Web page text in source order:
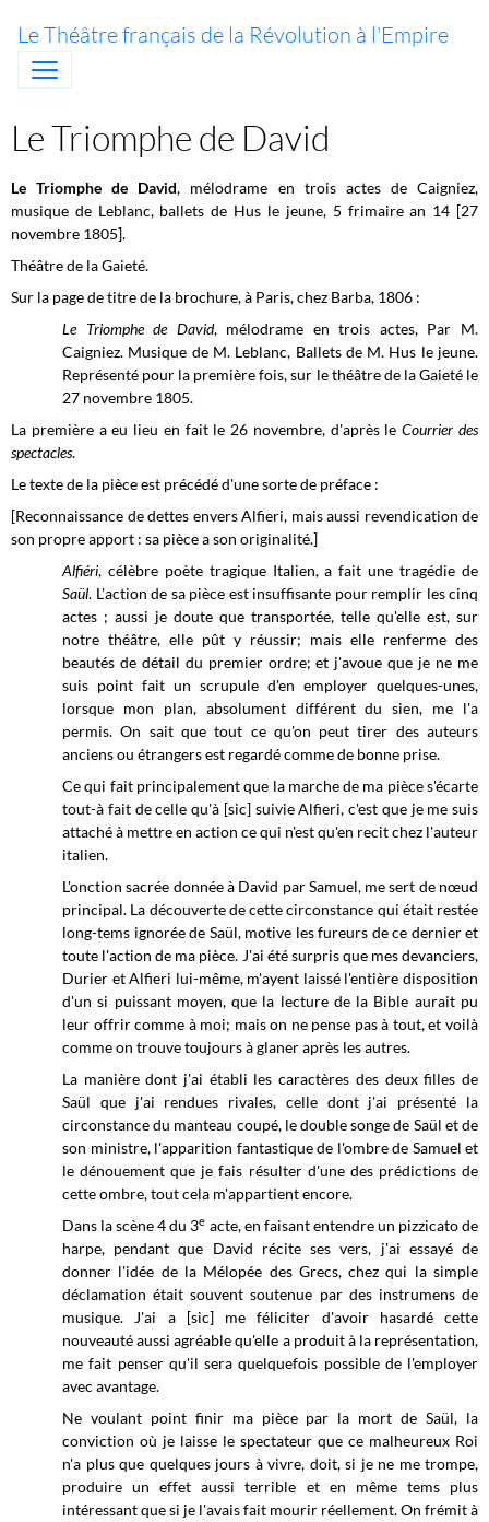
Le Théâtre français de la Révolution à l'Empire
Le Triomphe de David
Le Triomphe de David, mélodrame en trois actes de Caigniez,
musique de Leblanc, ballets de Hus le jeune, 5 frimaire an 14 [27
novembre 1805].
Théâtre de la Gaieté.
Sur la page de titre de la brochure, à Paris, chez Barba, 1806 :
Le Triomphe de David, mélodrame en trois actes, Par M.
Caigniez. Musique de M. Leblanc, Ballets de M. Hus le jeune.
Représenté pour la première fois, sur le théâtre de la Gaieté le
27 novembre 1805.
La première a eu lieu en fait le 26 novembre, d'après leCourrier des
spectacles.
Le texte de la pièce est précédé d'une sorte de préface :
[Reconnaissance de dettes envers Alfieri, mais aussi revendication de
son propre apport : sa pièce a son originalité.]
Alfiéri, célèbre poète tragique Italien, a fait une tragédie de
Saül. L'action de sa pièce est insuffisante pour remplir les cinq
actes ; aussi je doute que transportée, telle qu'elle est, sur
notre théâtre, elle pût y réussir; mais elle renferme des
beautés de détail du premier ordre; et j'avoue que je ne me
suis point fait un scrupule d'en employer quelques-unes,
lorsque mon plan, absolument différent du sien, me l'a
permis. On sait que tout ce qu'on peut tirer des auteurs
anciens ou étrangers est regardé comme de bonne prise.
Ce qui fait principalement que la marche de ma pièce s'écarte
tout-à fait de celle qu'à [sic] suivie Alfieri, c'est que je me suis
attaché à mettre en action ce qui n'est qu'en recit chez l'auteur
italien.
L'onction sacrée donnée à David par Samuel, me sert de nœud
principal. La découverte de cette circonstance qui était restée
long-tems ignorée de Saül, motive les fureurs de ce dernier et
toute l'action de ma pièce. J'ai été surpris que mes devanciers,
Durier et Alfieri lui-même, m'ayent laissé l'entière disposition
d'un si puissant moyen, que la lecture de la Bible aurait pu
leur offrir comme à moi; mais on ne pense pas à tout, et voilà
comme on trouve toujours à glaner après les autres.
La manière dont j'ai établi les caractères des deux filles de
Saül que j'ai rendues rivales, celle dont j'ai présenté la
circonstance du manteau coupé, le double songe de Saül et de
son ministre, l'apparition fantastique de l'ombre de Samuel et
le dénouement que je fais résulter d'une des prédictions de
cette ombre, tout cela m'appartient encore.
Dans la scène 4 du 3e acte, en faisant entendre un pizzicato de
harpe, pendant que David récite ses vers, j'ai essayé de
donner l'idée de la Mélopée des Grecs, chez qui la simple
déclamation était souvent soutenue par des instrumens de
musique. J'ai a [sic] me féliciter d'avoir hasardé cette
nouveauté aussi agréable qu'elle a produit à la représentation,
me fait penser qu'il sera quelquefois possible de l'employer
avec avantage.
Ne voulant point finir ma pièce par la mort de Saül, la
conviction où je laisse le spectateur que ce malheureux Roi
n'a plus que quelques jours à vivre, doit, si je ne me trompe,
produire un effet aussi terrible et en même tems plus
intéressant que si je l'avais fait mourir réellement. On frémit à